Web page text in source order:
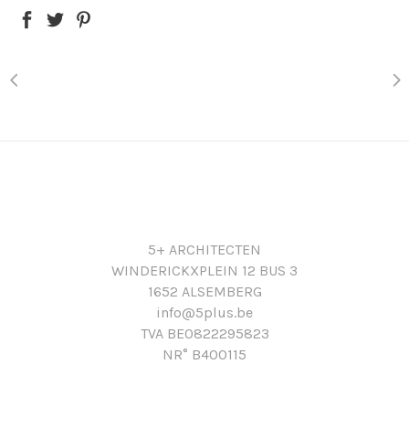
5+ ARCHITECTEN
WINDERICKXPLEIN 12 BUS 3
1652 ALSEMBERG
info@5plus.be
TVA BE0822295823
NR° B400115